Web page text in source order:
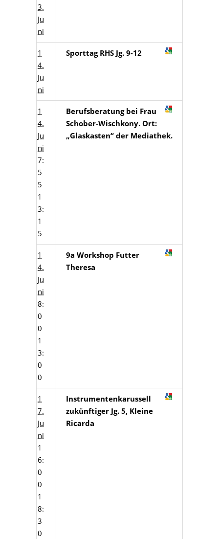
3.
Ju
ni
1
4.
Ju
ni
Sporttag RHS Jg. 9-12
1
4.
Ju
ni
7:
5
5
1
3:
1
5
Berufsberatung bei Frau
Schober-Wischkony. Ort:
„Glaskasten“ der Mediathek.
1
4.
Ju
ni
8:
0
0
1
3:
0
0
9a Workshop Futter
Theresa
1
7.
Ju
ni
1
6:
0
0
1
8:
3
0
Instrumentenkarussell
zukünftiger Jg. 5, Kleine
Ricarda